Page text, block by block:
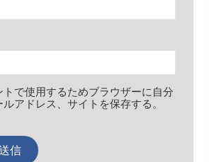
トで使用するためブラウザーに自分
アドレス、サイトを保存する。